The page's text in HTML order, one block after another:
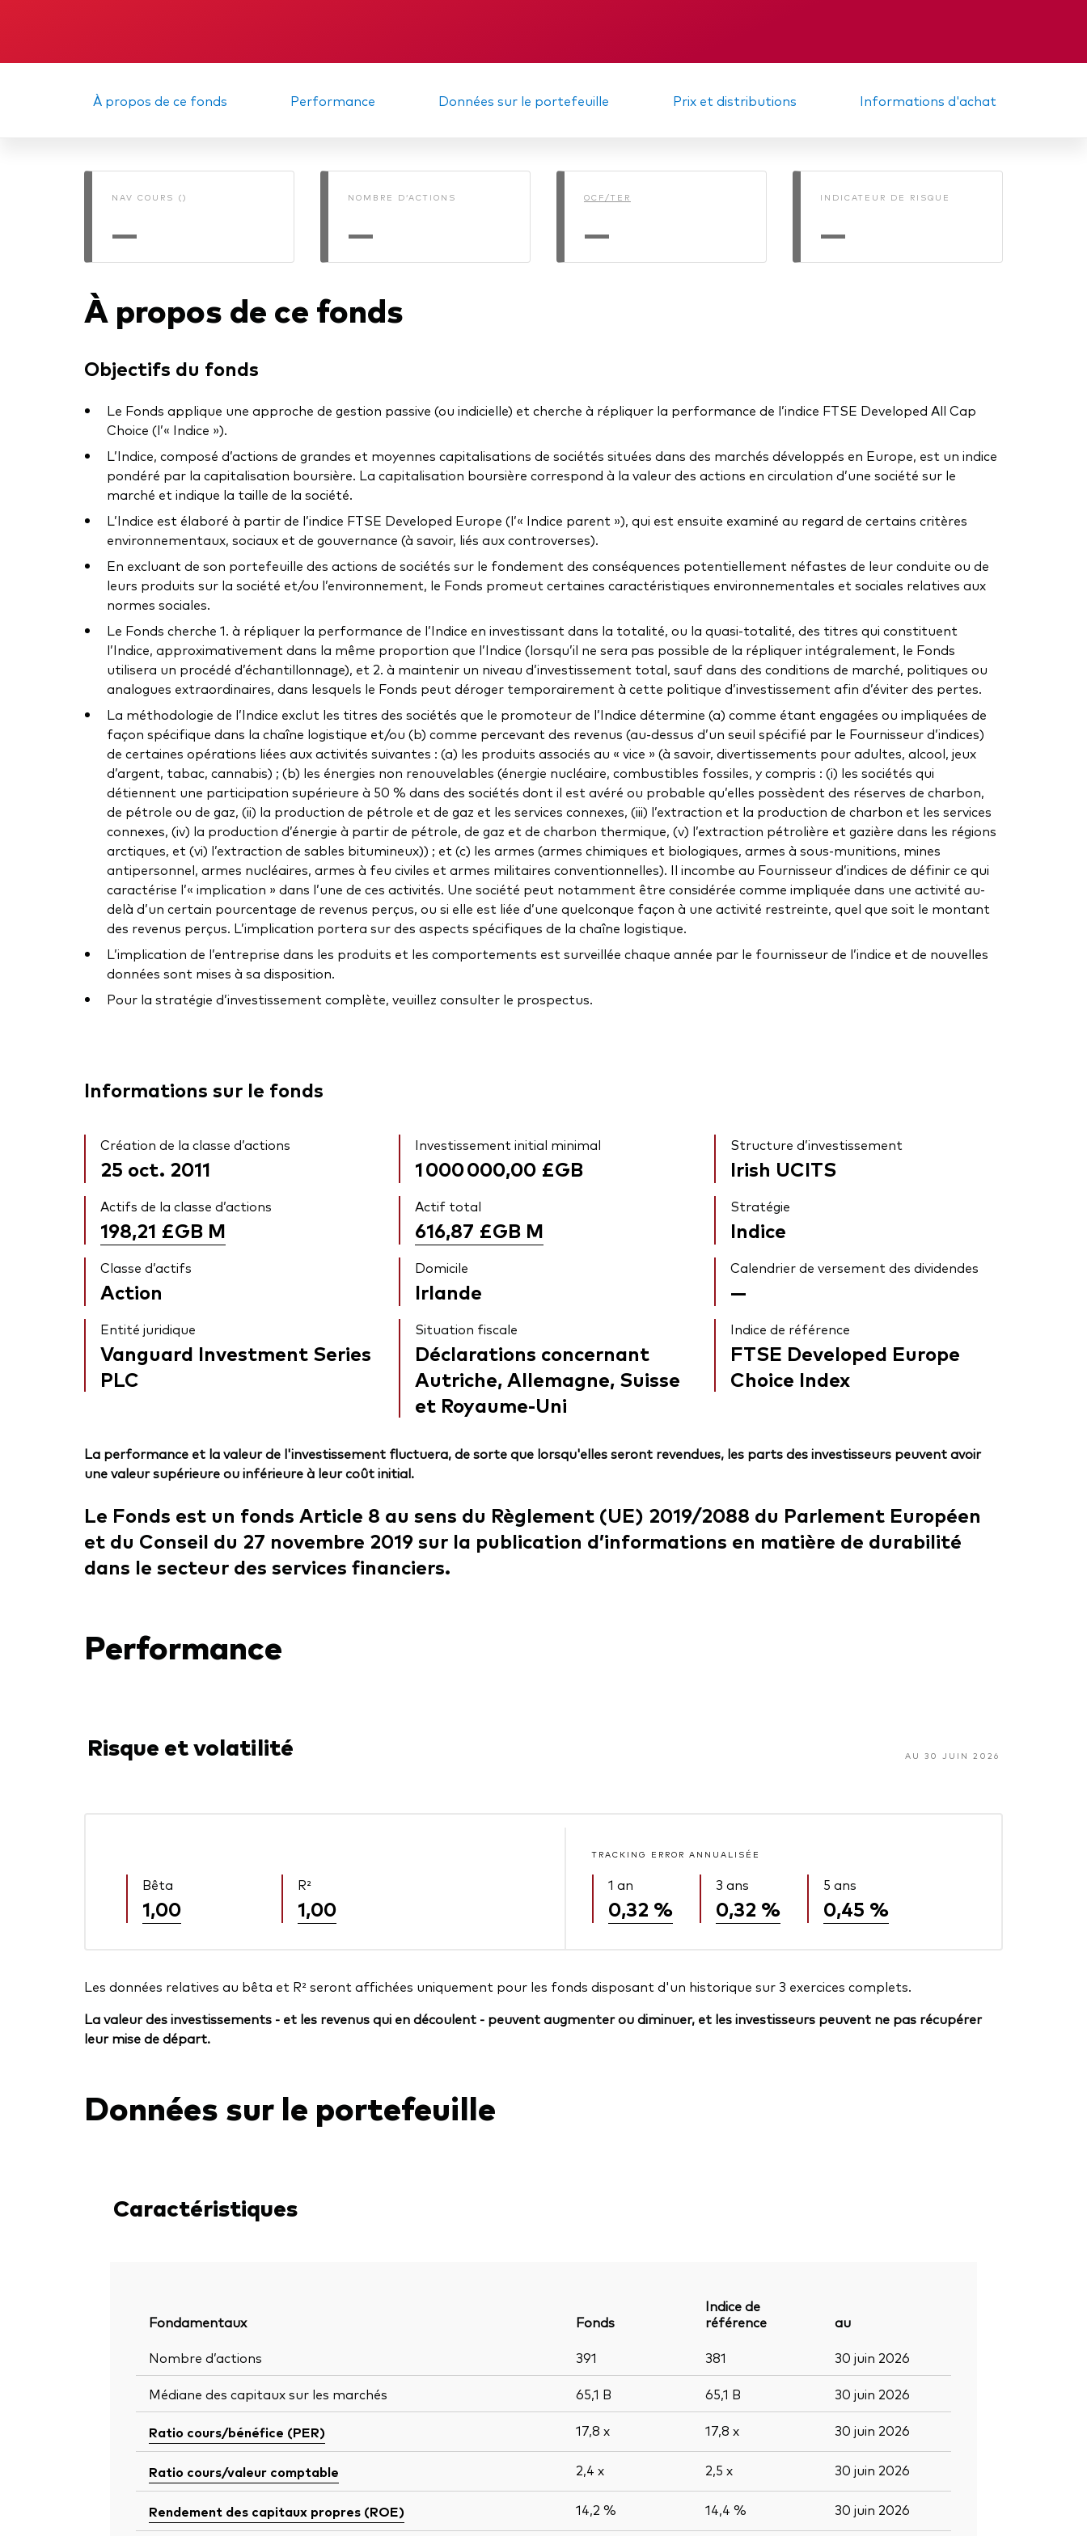
de durabilité
Mémorandum
À propos de ce fonds Performance Données sur le portefeuille Prix et distributions Informations d'achat
NAV COURS ()
—
NOMBRE D’ACTIONS
—
OCF/TER
—
INDICATEUR DE RISQUE
—
À propos de ce fonds
Objectifs du fonds
Le Fonds applique une approche de gestion passive (ou indicielle) et cherche à répliquer la performance de l’indice FTSE Developed All Cap
Choice (l’« Indice »).
L’Indice, composé d’actions de grandes et moyennes capitalisations de sociétés situées dans des marchés développés en Europe, est un indice
pondéré par la capitalisation boursière. La capitalisation boursière correspond à la valeur des actions en circulation d’une société sur le
marché et indique la taille de la société.
L’Indice est élaboré à partir de l’indice FTSE Developed Europe (l’« Indice parent »), qui est ensuite examiné au regard de certains critères
environnementaux, sociaux et de gouvernance (à savoir, liés aux controverses).
En excluant de son portefeuille des actions de sociétés sur le fondement des conséquences potentiellement néfastes de leur conduite ou de
leurs produits sur la société et/ou l’environnement, le Fonds promeut certaines caractéristiques environnementales et sociales relatives aux
normes sociales.
Le Fonds cherche 1. à répliquer la performance de l’Indice en investissant dans la totalité, ou la quasi-totalité, des titres qui constituent
l’Indice, approximativement dans la même proportion que l’Indice (lorsqu’il ne sera pas possible de la répliquer intégralement, le Fonds
utilisera un procédé d’échantillonnage), et 2. à maintenir un niveau d’investissement total, sauf dans des conditions de marché, politiques ou
analogues extraordinaires, dans lesquels le Fonds peut déroger temporairement à cette politique d’investissement afin d’éviter des pertes.
La méthodologie de l’Indice exclut les titres des sociétés que le promoteur de l’Indice détermine (a) comme étant engagées ou impliquées de
façon spécifique dans la chaîne logistique et/ou (b) comme percevant des revenus (au-dessus d’un seuil spécifié par le Fournisseur d’indices)
de certaines opérations liées aux activités suivantes : (a) les produits associés au « vice » (à savoir, divertissements pour adultes, alcool, jeux
d’argent, tabac, cannabis) ; (b) les énergies non renouvelables (énergie nucléaire, combustibles fossiles, y compris : (i) les sociétés qui
détiennent une participation supérieure à 50 % dans des sociétés dont il est avéré ou probable qu’elles possèdent des réserves de charbon,
de pétrole ou de gaz, (ii) la production de pétrole et de gaz et les services connexes, (iii) l’extraction et la production de charbon et les services
connexes, (iv) la production d’énergie à partir de pétrole, de gaz et de charbon thermique, (v) l’extraction pétrolière et gazière dans les régions
arctiques, et (vi) l’extraction de sables bitumineux)) ; et (c) les armes (armes chimiques et biologiques, armes à sous-munitions, mines
antipersonnel, armes nucléaires, armes à feu civiles et armes militaires conventionnelles). Il incombe au Fournisseur d’indices de définir ce qui
caractérise l’« implication » dans l’une de ces activités. Une société peut notamment être considérée comme impliquée dans une activité au-
delà d’un certain pourcentage de revenus perçus, ou si elle est liée d’une quelconque façon à une activité restreinte, quel que soit le montant
des revenus perçus. L’implication portera sur des aspects spécifiques de la chaîne logistique.
L’implication de l’entreprise dans les produits et les comportements est surveillée chaque année par le fournisseur de l’indice et de nouvelles
données sont mises à sa disposition.
Pour la stratégie d’investissement complète, veuillez consulter le prospectus.
Informations sur le fonds
Création de la classe d’actions
25 oct. 2011
Investissement initial minimal
1 000 000,00 £GB
Structure d’investissement
Irish UCITS
Actifs de la classe d’actions
198,21 £GB M
Actif total
616,87 £GB M
Stratégie
Indice
Classe d’actifs
Action
Domicile
Irlande
Calendrier de versement des dividendes
—
Entité juridique
Vanguard Investment Series
PLC
Situation fiscale
Déclarations concernant
Autriche, Allemagne, Suisse
et Royaume-Uni
Indice de référence
FTSE Developed Europe
Choice Index
La performance et la valeur de l'investissement fluctuera, de sorte que lorsqu'elles seront revendues, les parts des investisseurs peuvent avoir
une valeur supérieure ou inférieure à leur coût initial.
Le Fonds est un fonds Article 8 au sens du Règlement (UE) 2019/2088 du Parlement Européen
et du Conseil du 27 novembre 2019 sur la publication d’informations en matière de durabilité
dans le secteur des services financiers.
Performance
Risque et volatilité AU 30 JUIN 2026
Bêta
1,00
R²
1,00
TRACKING ERROR ANNUALISÉE
1 an
0,32 %
3 ans
0,32 %
5 ans
0,45 %
Les données relatives au bêta et R² seront affichées uniquement pour les fonds disposant d'un historique sur 3 exercices complets.
La valeur des investissements - et les revenus qui en découlent - peuvent augmenter ou diminuer, et les investisseurs peuvent ne pas récupérer
leur mise de départ.
Données sur le portefeuille
Caractéristiques
Fondamentaux Fonds
Indice de
référence
au
Nombre d’actions
391 381 30 juin 2026
Médiane des capitaux sur les marchés 65,1 B 65,1 B 30 juin 2026
Ratio cours/bénéfice (PER) 17,8 x 17,8 x 30 juin 2026
Ratio cours/valeur comptable 2,4 x 2,5 x 30 juin 2026
Rendement des capitaux propres (ROE) 14,2 % 14,4 % 30 juin 2026